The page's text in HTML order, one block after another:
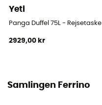
Yeti
Panga Duffel 75L - Rejsetaske
2929,00 kr
Samlingen Ferrino